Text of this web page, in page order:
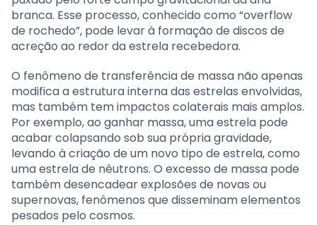
branca. Esse processo, conhecido como “overflow
de rochedo”, pode levar à formação de discos de
acreção ao redor da estrela recebedora.
O fenômeno de transferência de massa não apenas
modifica a estrutura interna das estrelas envolvidas,
mas também tem impactos colaterais mais amplos.
Por exemplo, ao ganhar massa, uma estrela pode
acabar colapsando sob sua própria gravidade,
levando à criação de um novo tipo de estrela, como
uma estrela de nêutrons. O excesso de massa pode
também desencadear explosões de novas ou
supernovas, fenômenos que disseminam elementos
pesados pelo cosmos.